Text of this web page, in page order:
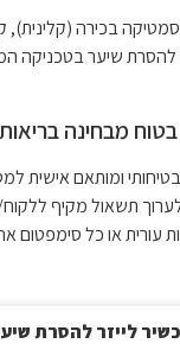
בכירה (קלינית),
להסרת שיער בטכניקה
מבחינה
ומותאם אישית
תשאול מקיף
עורית או כל
לייזר להסרת